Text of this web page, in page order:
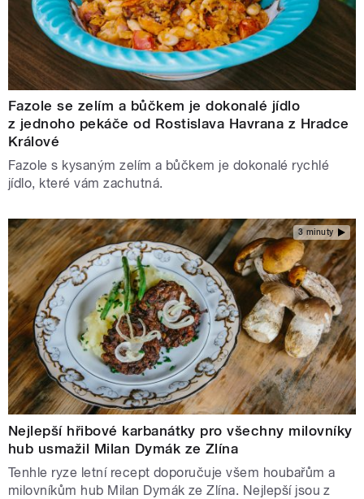
Fazole se zelím a bůčkem je dokonalé jídlo
z jednoho pekáče od Rostislava Havrana z Hradce
Králové
Fazole s kysaným zelím a bůčkem je dokonalé rychlé
jídlo, které vám zachutná.
3 minuty
Nejlepší hřibové karbanátky pro všechny milovníky
hub usmažil Milan Dymák ze Zlína
Tenhle ryze letní recept doporučuje všem houbařům a
milovníkům hub Milan Dymák ze Zlína. Nejlepší jsou z